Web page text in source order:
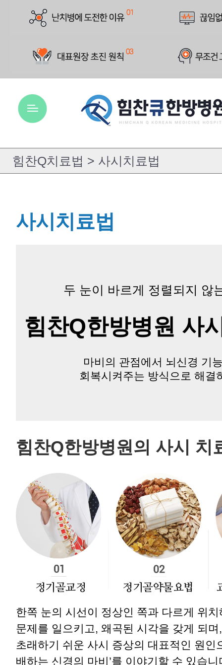
사시치료법
두 눈이 바르게 정렬되지 않
힘찬Q한방병원 사
마비의 관점에서 뇌신경 기
회복시켜주는 방식으로 해결
힘찬Q한방병원의 사시 치
정기골교정 정기골약물요법
한쪽 눈의 시선이 정상인 쪽과 다르게 위
문제를 일으키고, 왜곡된 시각을 갖게 되
초래하기 쉬운 사시 증상의 대표적인 원인
배하는 신경의 마비’를 이야기할 수 있습